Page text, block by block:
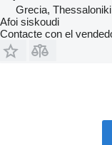
Grecia, Thessaloniki
Afoi siskoudi
Contacte con el